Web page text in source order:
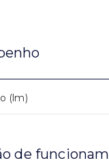
(lm)
de